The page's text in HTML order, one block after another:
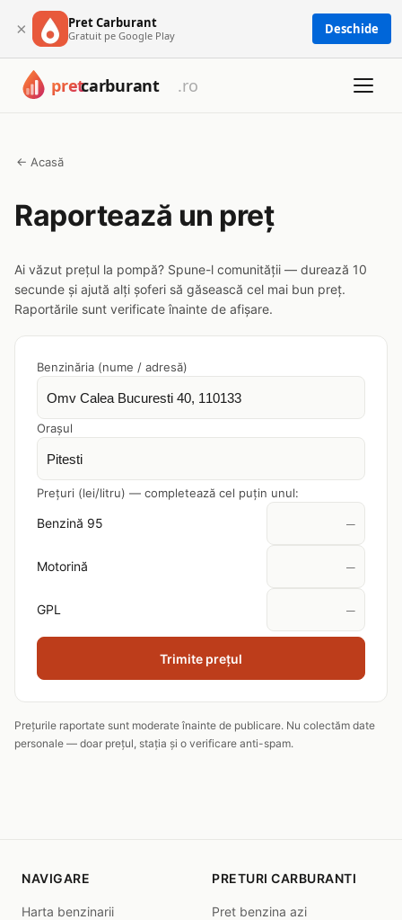
× Pret Carburant
Gratuit pe Google Play Deschide
← Acasă
Raportează un preț
Ai văzut prețul la pompă? Spune-l comunității — durează 10
secunde și ajută alți șoferi să găsească cel mai bun preț.
Raportările sunt verificate înainte de afișare.
Benzinăria (nume / adresă)
Orașul
Prețuri (lei/litru) — completează cel puțin unul:
Benzină 95
Motorină
GPL
Trimite prețul
Prețurile raportate sunt moderate înainte de publicare. Nu colectăm date
personale — doar prețul, stația și o verificare anti-spam.
NAVIGARE
Harta benzinarii
PRETURI CARBURANTI
Pret benzina azi